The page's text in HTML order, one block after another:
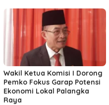
Wakil Ketua Komisi I Dorong
Pemko Fokus Garap Potensi
Ekonomi Lokal Palangka
Raya